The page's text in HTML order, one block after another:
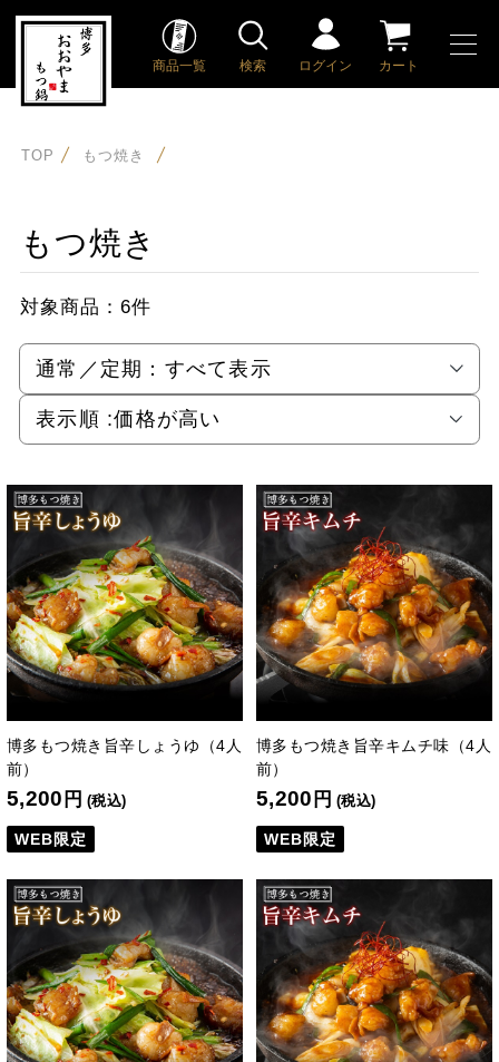
商品一覧 検索 ログイン カート
TOP もつ焼き
もつ焼き
対象商品： 6件
通常／定期： すべて表示
表示順 :価格が高い
博多もつ焼き旨辛しょうゆ（4人
前）
5,200 円 (税込)
WEB限定
博多もつ焼き旨辛キムチ味（4人
前）
5,200 円 (税込)
WEB限定